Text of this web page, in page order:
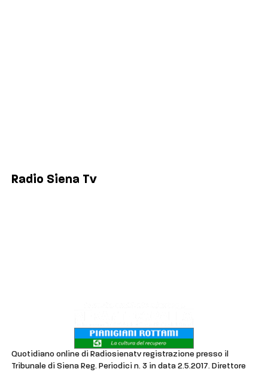
Radio Siena Tv
Quotidiano online di Radiosienatv registrazione presso il
Tribunale di Siena Reg. Periodici n. 3 in data 2.5.2017. Direttore